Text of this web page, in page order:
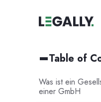
Table of
Was ist ein
einer GmbH